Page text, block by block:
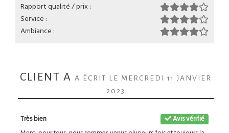
Rapport qualité / prix :
Service :
Ambiance :
CLIENT A A ÉCRIT LE MERCREDI 11 JANVIER
2023
Avis vérifié
Très bien